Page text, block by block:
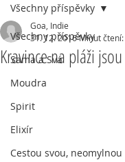
Všechny příspěvky
Sama a Svá
Moudra
Spirit
Elixír
Cestou svou, neomylnou
Všechny příspěvky
Kravince na pláži
Goa, Indie
31. 12. 2016Minut čtení: